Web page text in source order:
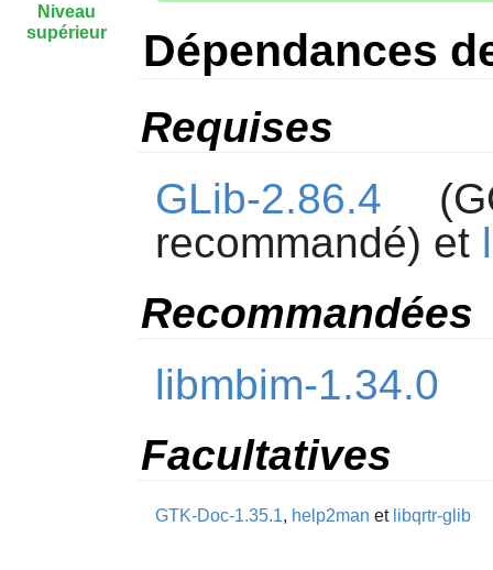
Dépendances
Requises
GLib-2.86.4
recommandé) et
Recommandées
libmbim-1.34.0
Facultatives
GTK-Doc-1.35.1, help2man et libqrtr-glib
Niveau
supérieur